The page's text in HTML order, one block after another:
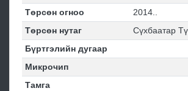
Төрсөн огноо
2014..
Төрсөн нутаг
Сүхбаатар
Бүртгэлийн дугаар
Микрочип
Тамга